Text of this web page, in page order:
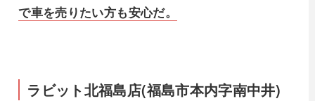
で車を売りたい方も安心だ。
ラビット北福島店(福島市本内字南中井)